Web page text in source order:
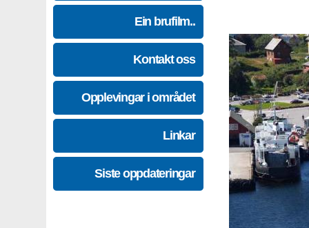
Ein brufilm..
Kontakt oss
Opplevingar i området
Linkar
Siste oppdateringar